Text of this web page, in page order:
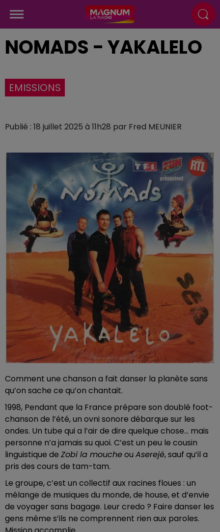
NOMADS - YAKALELO
EMISSIONS
Publié : 18 juillet 2025 à 11h28 par Fred MEUNIER
Comment une chanson a fait danser la planète sans
qu’on sache ce qu’on chantait.
1998, Pendant que la France prépare son doublé foot-
chanson de l’été, un ovni sonore débarque sur les
ondes. Un tube qui a l’air de dire quelque chose… mais
personne n’a jamais su quoi. C’est un peu le cousin
linguistique de Zobi la moucheou Aserejé, sauf qu’il a
pris des cours de tam-tam.
Le groupe, c’est un collectif aux racines floues : un
mélange de musiques du monde, de house, et d’envie
de voyager sans bagage. Leur credo ? Faire danser les
gens même s’ils ne comprennent rien aux paroles.